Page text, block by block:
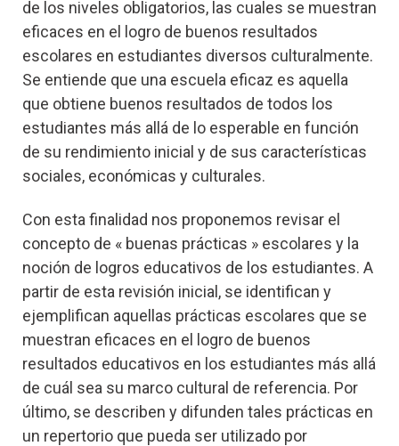
de los niveles obligatorios, las cuales se muestran
eficaces en el logro de buenos resultados
escolares en estudiantes diversos culturalmente.
Se entiende que una escuela eficaz es aquella
que obtiene buenos resultados de todos los
estudiantes más allá de lo esperable en función
de su rendimiento inicial y de sus características
sociales, económicas y culturales.
Con esta finalidad nos proponemos revisar el
concepto de « buenas prácticas » escolares y la
noción de logros educativos de los estudiantes. A
partir de esta revisión inicial, se identifican y
ejemplifican aquellas prácticas escolares que se
muestran eficaces en el logro de buenos
resultados educativos en los estudiantes más allá
de cuál sea su marco cultural de referencia. Por
último, se describen y difunden tales prácticas en
un repertorio que pueda ser utilizado por